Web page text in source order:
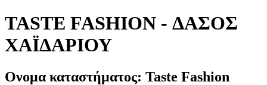
TASTE FASHION - ΔΑΣΟΣ
ΧΑΪΔΑΡΙΟΥ
Ονομα καταστήματος: Taste Fashion